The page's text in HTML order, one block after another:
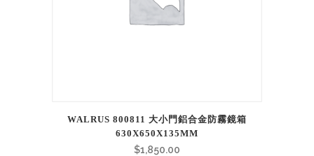
WALRUS 800811 大小門鋁合金防霧鏡箱
630X650X135MM
$1,850.00